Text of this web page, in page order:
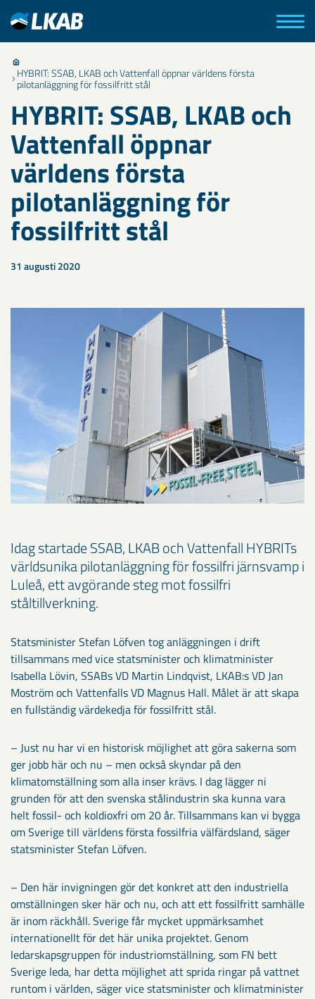
HYBRIT: SSAB, LKAB och Vattenfall öppnar världens första
pilotanläggning för fossilfritt stål
HYBRIT: SSAB, LKAB och
Vattenfall öppnar
världens första
pilotanläggning för
fossilfritt stål
31 augusti 2020
Idag startade SSAB, LKAB och Vattenfall HYBRITs
världsunika pilotanläggning för fossilfri järnsvamp i
Luleå, ett avgörande steg mot fossilfri
ståltillverkning.
Statsminister Stefan Löfven tog anläggningen i drift
tillsammans med vice statsminister och klimatminister
Isabella Lövin, SSABs VD Martin Lindqvist, LKAB:s VD Jan
Moström och Vattenfalls VD Magnus Hall. Målet är att skapa
en fullständig värdekedja för fossilfritt stål.
– Just nu har vi en historisk möjlighet att göra sakerna som
ger jobb här och nu – men också skyndar på den
klimatomställning som alla inser krävs. I dag lägger ni
grunden för att den svenska stålindustrin ska kunna vara
helt fossil- och koldioxfri om 20 år. Tillsammans kan vi bygga
om Sverige till världens första fossilfria välfärdsland, säger
statsminister Stefan Löfven.
– Den här invigningen gör det konkret att den industriella
omställningen sker här och nu, och att ett fossilfritt samhälle
är inom räckhåll. Sverige får mycket uppmärksamhet
internationellt för det här unika projektet. Genom
ledarskapsgruppen för industriomställning, som FN bett
Sverige leda, har detta möjlighet att sprida ringar på vattnet
runtom i världen, säger vice statsminister och klimatminister